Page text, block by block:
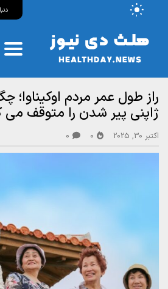
راز طول عمر مردم اوکیناوا؛
ژاپنی پیر شدن را متوقف می‌
اکتبر 30, 2025 0
0